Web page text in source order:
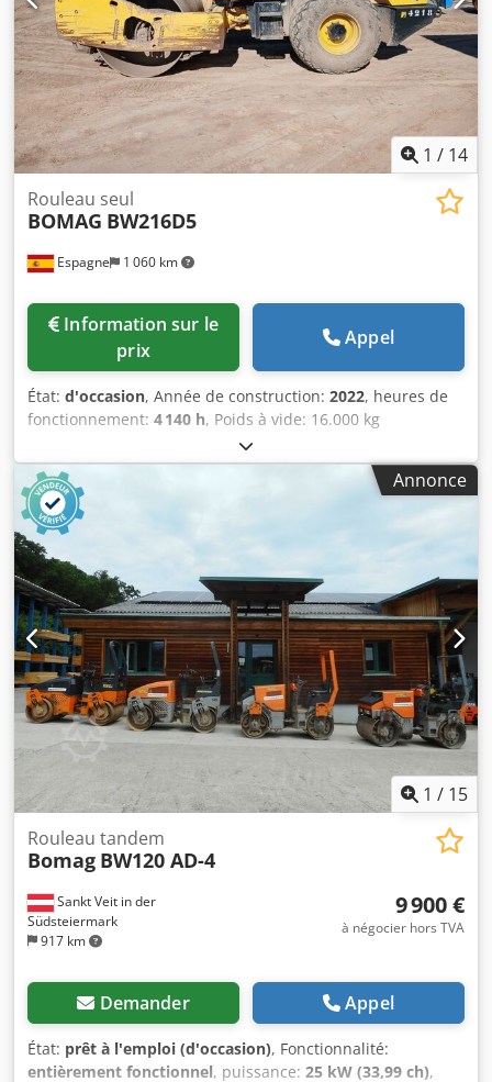
1 / 14
Espagne 1 060 km
Rouleau seul
BOMAG BW216D5
prix
Appel
État: d'occasion, Année de construction: 2022, heures de
fonctionnement: 4 140 h, Poids à vide: 16.000 kg
Dimensions (LxlxH): 622 x 230 x 299 cm Chsdpfx Aqezi Eb
Nslja
Annonce
1 / 15
Sankt Veit in der
Südsteiermark
917 km
Rouleau tandem
Bomag BW120 AD-4
9 900 €
à négocier hors TVA
Demander Appel
État: prêt à l'emploi (d'occasion), Fonctionnalité:
entièrement fonctionnel, puissance: 25 kW (33,99 ch),